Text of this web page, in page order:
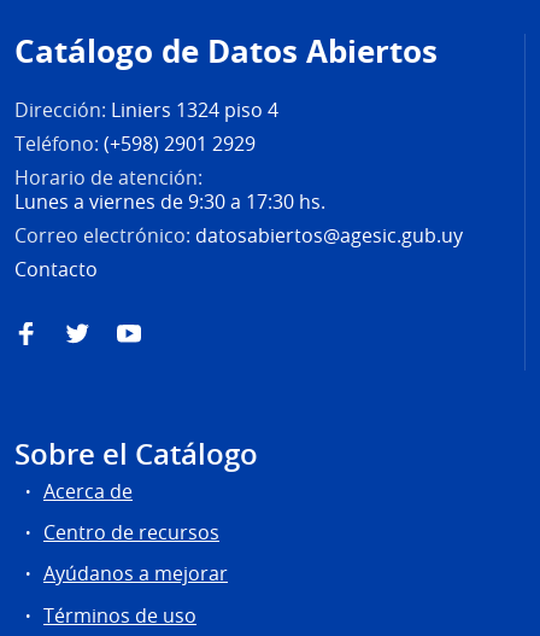
de
página
Catálogo de Datos Abiertos
Dirección: Liniers 1324 piso 4
Teléfono: (+598) 2901 2929
Horario de atención:
Lunes a viernes de 9:30 a 17:30 hs.
Correo electrónico: datosabiertos@agesic.gub.uy
Contacto
FacebookTwitterYouTube
Sobre el Catálogo
Acerca de
Centro de recursos
Ayúdanos a mejorar
Términos de uso